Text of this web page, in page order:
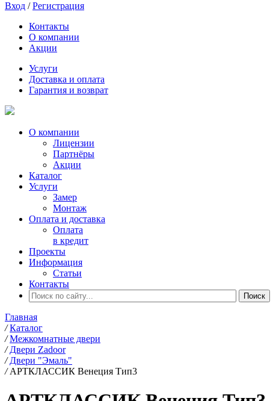
Вход /Регистрация
Контакты
О компании
Акции
Услуги
Доставка и оплата
Гарантия и возврат
О компании
Лицензии
Партнёры
Акции
Каталог
Услуги
Замер
Монтаж
Оплата и доставка
Оплата
в кредит
Проекты
Информация
Статьи
Контакты
Главная
/ Каталог
/ Межкомнатные двери
/ Двери Zadoor
/ Двери "Эмаль"
/ АРТКЛАССИК Венеция Тип3